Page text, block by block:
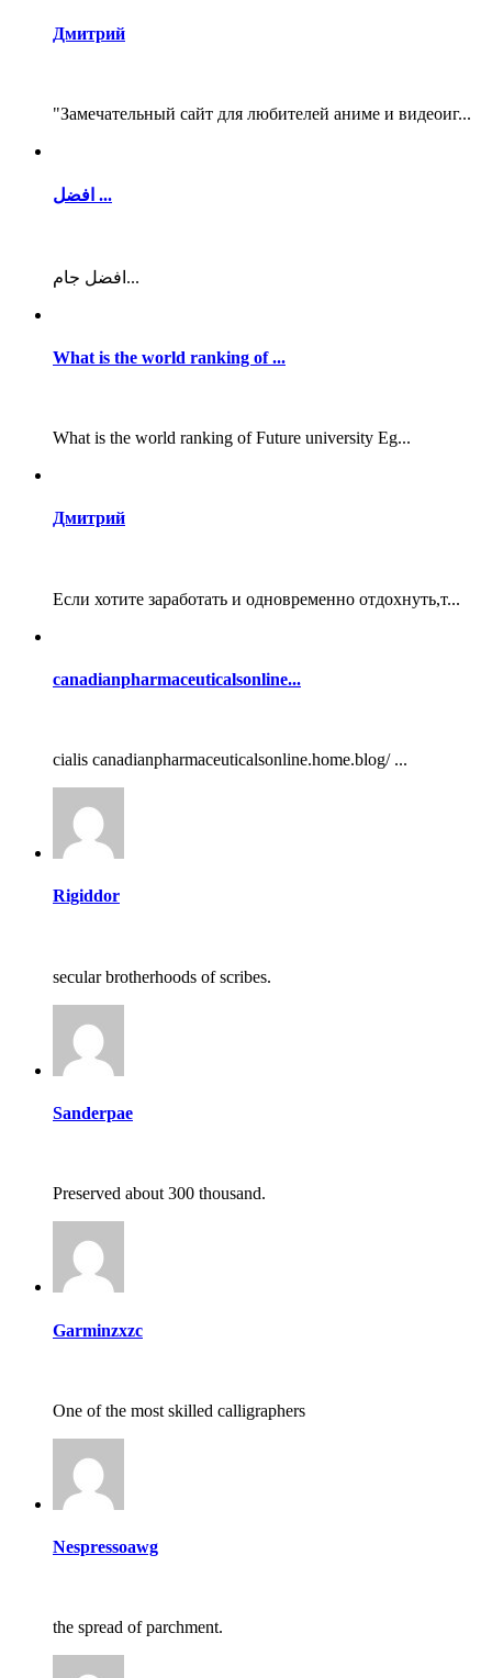
Дмитрий
"Замечательный сайт для любителей аниме и видеоиг...
افضل ...
افضل جام...
What is the world ranking of ...
What is the world ranking of Future university Eg...
Дмитрий
Если хотите заработать и одновременно отдохнуть,т...
canadianpharmaceuticalsonline...
cialis canadianpharmaceuticalsonline.home.blog/ ...
Rigiddor
secular brotherhoods of scribes.
Sanderpae
Preserved about 300 thousand.
Garminzxzc
One of the most skilled calligraphers
Nespressoawg
the spread of parchment.